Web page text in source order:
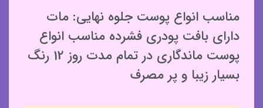
مناسب انواع پوست جلوه نهایی: مات
دارای بافت پودری فشرده مناسب انواع
پوست ماندگاری در تمام مدت روز 12 رنگ
بسیار زیبا و پر مصرف